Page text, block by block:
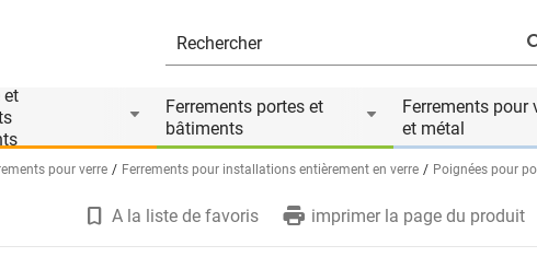
et
Ferrements portes et
bâtiments
Ferrements pour
et métal
pour verre Ferrements pour installations entièrement en verre Poignées pour
appropriés
A la liste de favoris imprimer la page du produit